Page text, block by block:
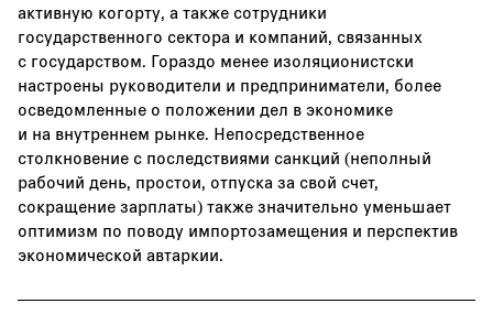
активную когорту, а также сотрудники
государственного сектора и компаний, связанных
с государством. Гораздо менее изоляционистски
настроены руководители и предприниматели, более
осведомленные о положении дел в экономике
и на внутреннем рынке. Непосредственное
столкновение с последствиями санкций (неполный
рабочий день, простои, отпуска за свой счет,
сокращение зарплаты) также значительно уменьшает
оптимизм по поводу импортозамещения и перспектив
экономической автаркии.